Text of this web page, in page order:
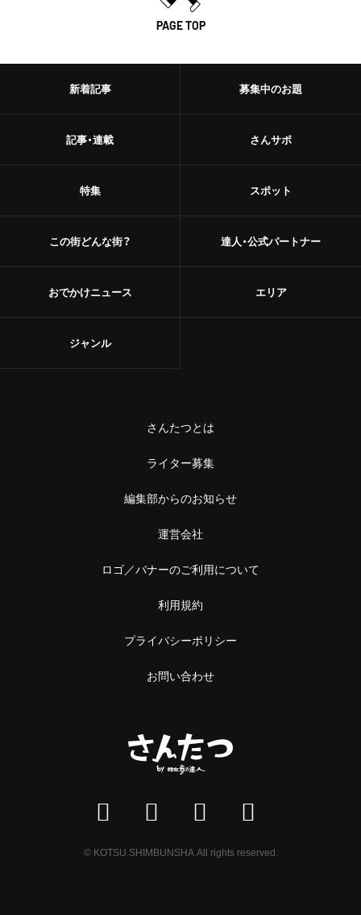
PAGE TOP
新着記事
記事・連載
特集
この街どんな街？
おでかけニュース
募集中のお題
さんサポ
スポット
達人・公式パートナー
エリア
ジャンル
さんたつとは
ライター募集
編集部からのお知らせ
運営会社
ロゴ／バナーのご利用について
利用規約
プライバシーポリシー
お問い合わせ
© KOTSU SHIMBUNSHA All rights reserved.